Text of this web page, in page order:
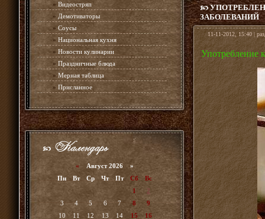
» Видеостряп
» Демотиваторы
» Соусы
» Национальная кухня
» Новости кулинарии
» Праздничные блюда
» Мерная таблица
» Присланное
« Август 2026 »
Пн
Вт Ср Чт Пт Сб
Вс
1
2
3
4 5 6 7 8
9
10
11 12 13 14 15
16
ЗАБОЛЕВАНИЙ
11-11-2012, 15:40 |
Употребление